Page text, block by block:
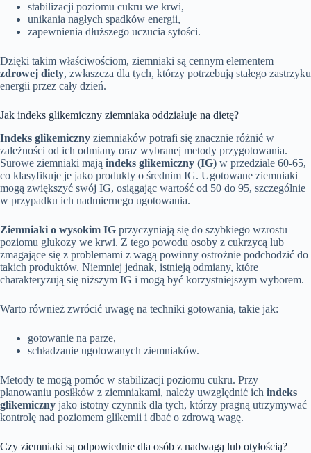
stabilizacji poziomu cukru we krwi,
unikania nagłych spadków energii,
zapewnienia dłuższego uczucia sytości.
Dzięki takim właściwościom, ziemniaki są cennym elementem
zdrowej diety, zwłaszcza dla tych, którzy potrzebują stałego zastrzyku
energii przez cały dzień.
Jak indeks glikemiczny ziemniaka oddziałuje na dietę?
Indeks glikemiczny ziemniaków potrafi się znacznie różnić w
zależności od ich odmiany oraz wybranej metody przygotowania.
Surowe ziemniaki mają indeks glikemiczny (IG) w przedziale 60-65,
co klasyfikuje je jako produkty o średnim IG. Ugotowane ziemniaki
mogą zwiększyć swój IG, osiągając wartość od 50 do 95, szczególnie
w przypadku ich nadmiernego ugotowania.
Ziemniaki o wysokim IG przyczyniają się do szybkiego wzrostu
poziomu glukozy we krwi. Z tego powodu osoby z cukrzycą lub
zmagające się z problemami z wagą powinny ostrożnie podchodzić do
takich produktów. Niemniej jednak, istnieją odmiany, które
charakteryzują się niższym IG i mogą być korzystniejszym wyborem.
Warto również zwrócić uwagę na techniki gotowania, takie jak:
gotowanie na parze,
schładzanie ugotowanych ziemniaków.
Metody te mogą pomóc w stabilizacji poziomu cukru. Przy
planowaniu posiłków z ziemniakami, należy uwzględnić ich indeks
glikemiczny jako istotny czynnik dla tych, którzy pragną utrzymywać
kontrolę nad poziomem glikemii i dbać o zdrową wagę.
Czy ziemniaki są odpowiednie dla osób z nadwagą lub otyłością?